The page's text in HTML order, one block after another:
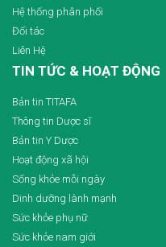
Hệ thống phân phối
Đối tác
Liên Hệ
TIN TỨC & HOẠT ĐỘNG
Bản tin TITAFA
Thông tin Dược sĩ
Bản tin Y Dược
Hoạt động xã hội
Sống khỏe mỗi ngày
Dinh dưỡng lành mạnh
Sức khỏe phụ nữ
Sức khỏe nam giới